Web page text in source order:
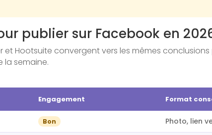
publier sur Facebook en
et Hootsuite convergent vers les mêmes
la semaine.
Engagement Format
Bon Photo, lien